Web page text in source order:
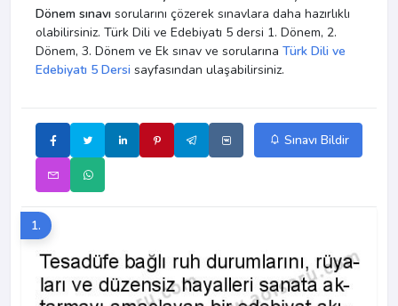
Dönem sınavı sorularını çözerek sınavlara daha hazırlıklı
olabilirsiniz. Türk Dili ve Edebiyatı 5 dersi 1. Dönem, 2.
Dönem, 3. Dönem ve Ek sınav ve sorularına Türk Dili ve
Edebiyatı 5 Dersi sayfasından ulaşabilirsiniz.
Sınavı Bildir
1.